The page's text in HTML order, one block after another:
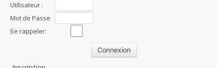
Utilisateur :
Mot de Passe
:Se rappeler: